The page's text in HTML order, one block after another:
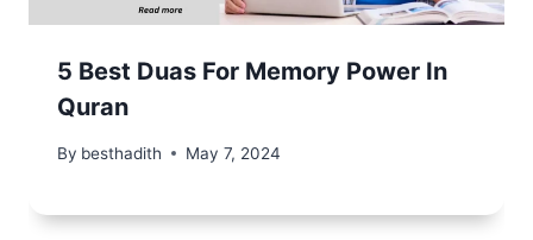
5 Best Duas For Memory Power In
Quran
By besthadith May 7, 2024